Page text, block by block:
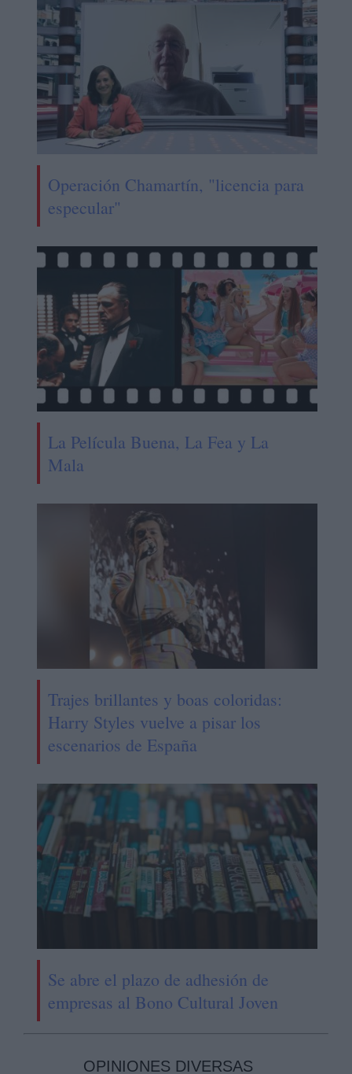
Operación Chamartín, "licencia para
especular"
La Película Buena, La Fea y La
Mala
Trajes brillantes y boas coloridas:
Harry Styles vuelve a pisar los
escenarios de España
Se abre el plazo de adhesión de
empresas al Bono Cultural Joven
OPINIONES DIVERSAS